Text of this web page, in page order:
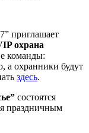
приглашает
охрана
команды:
а охранники будут
здесь.
состоятся
праздничным